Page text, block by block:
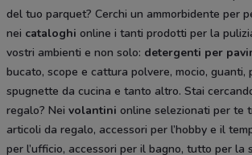
del tuo parquet? Cerchi un ammorbidente per
nei cataloghi online i tanti prodotti per la
vostri ambienti e non solo: detergenti per
bucato, scope e cattura polvere, mocio, guanti,
spugnette da cucina e tanto altro. Stai
regalo? Nei volantini online selezionati per te
articoli da regalo, accessori per l’hobby e il
per l’ufficio, accessori per il bagno, tutto per la